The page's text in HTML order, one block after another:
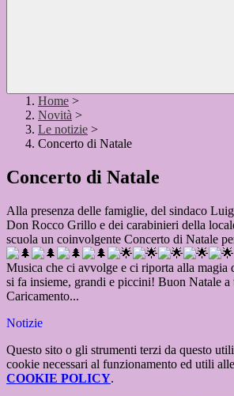
Home >
Novità >
Le notizie >
Concerto di Natale
Concerto di Natale
Alla presenza delle famiglie, del sindaco
Don Rocco Grillo e dei carabinieri della
scuola un coinvolgente Concerto di Natale
Musica che ci avvolge e ci riporta alla magia
si fa insieme, grandi e piccini! Buon Natale a
Caricamento...
Notizie
Questo sito o gli strumenti terzi da questo
cookie necessari al funzionamento ed utili
COOKIE POLICY.